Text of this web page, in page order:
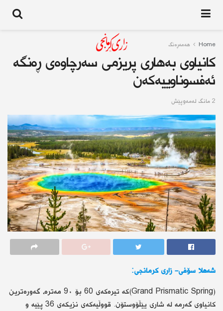
Home هەمەڕەنگ
كانیاوی بەهاری پریزمی سه‌رچاوه‌ی ڕه‌نگه‌
ئه‌فسوناوییه‌كه‌ن
2 مانگ له‌مه‌وپێش
شه‌هلا سۆفی- زاری كرمانجی:
(Grand Prismatic Spring)کە تیرەکەی 60 بۆ 9٠ مه‌تره‌، گەورەترین
کانیاوی گەرمە لە شاری یێڵۆوستۆن. قووڵیەکەی نزیکەی 36 پێیە و